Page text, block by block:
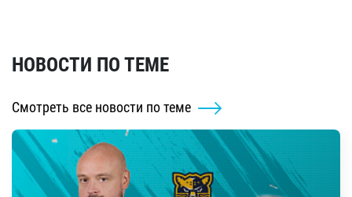
НОВОСТИ ПО ТЕМЕ
Смотреть все новости по теме